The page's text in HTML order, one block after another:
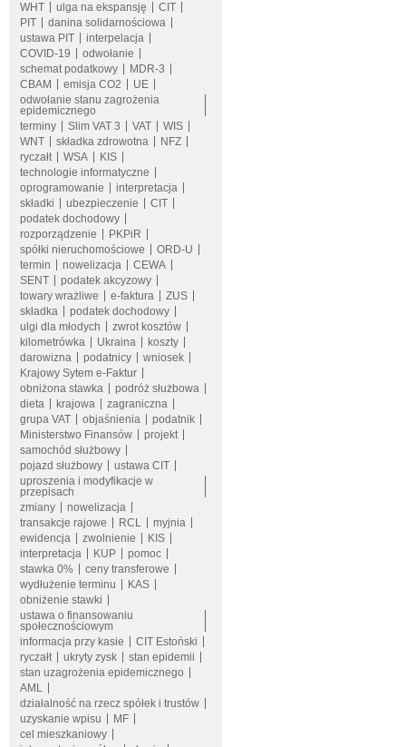
WHT
ulga na ekspansję
CIT
PIT
danina solidarnościowa
ustawa PIT
interpelacja
COVID-19
odwołanie
schemat podatkowy
MDR-3
CBAM
emisja CO2
UE
odwołanie stanu zagrożenia
epidemicznego
terminy
Slim VAT 3 VAT
WIS
WNT
składka zdrowotna
NFZ
ryczałt
WSA
KIS
technologie informatyczne
oprogramowanie
interpretacja
składki
ubezpieczenie
CIT
podatek dochodowy
rozporządzenie
PKPiR
spółki nieruchomościowe
ORD-U
termin
nowelizacja
CEWA
SENT
podatek akcyzowy
towary wrażliwe
e-faktura
ZUS
składka
podatek dochodowy
ulgi dla młodych
zwrot kosztów
kilometrówka
Ukraina
koszty
darowizna
podatnicy
wniosek
Krajowy Sytem e-Faktur
obniżona stawka
podróż służbowa
dieta
krajowa
zagraniczna
grupa VAT
objaśnienia
podatnik
Ministerstwo Finansów
projekt
samochód służbowy
pojazd służbowy
ustawa CIT
uproszenia i modyfikacje w
przepisach
zmiany
nowelizacja
transakcje rajowe
RCL
myjnia
ewidencja
zwolnienie
KIS
interpretacja
KUP
pomoc
stawka 0%
ceny transferowe
wydłużenie terminu
KAS
obniżenie stawki
ustawa o finansowaniu
społecznościowym
informacja przy kasie
CIT Estoński
ryczałt
ukryty zysk
stan epidemii
stan uzagrożenia epidemicznego
AML
działalność na rzecz spółek i trustów
uzyskanie wpisu
MF
cel mieszkaniowy